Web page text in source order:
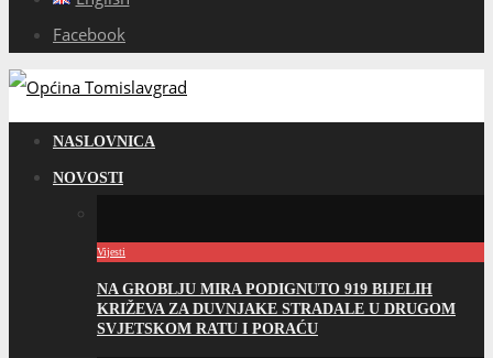
Facebook
NASLOVNICA
NOVOSTI
Vijesti
NA GROBLJU MIRA PODIGNUTO 919 BIJELIH
KRIŽEVA ZA DUVNJAKE STRADALE U DRUGOM
SVJETSKOM RATU I PORAĆU